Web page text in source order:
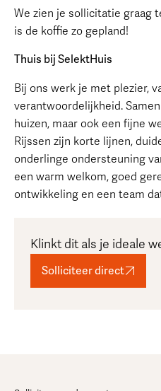
We zien je sollicitatie graag
is de koffie zo gepland!
Thuis bij SelektHuis
Bij ons werk je met plezier,
verantwoordelijkheid.
huizen, maar ook een fijne
Rijssen zijn korte lijnen,
onderlinge ondersteuning
een warm welkom, goed
ontwikkeling en een team
Klinkt dit als je ideale
Solliciteer direct